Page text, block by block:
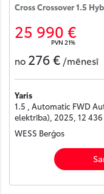
Cross Crossover 1.5
25 990 €
PVN 21%
no 276 € /mēnesī
Yaris
1.5 , Automatic FWD
elektrība), 2025, 12
WESS Berģos